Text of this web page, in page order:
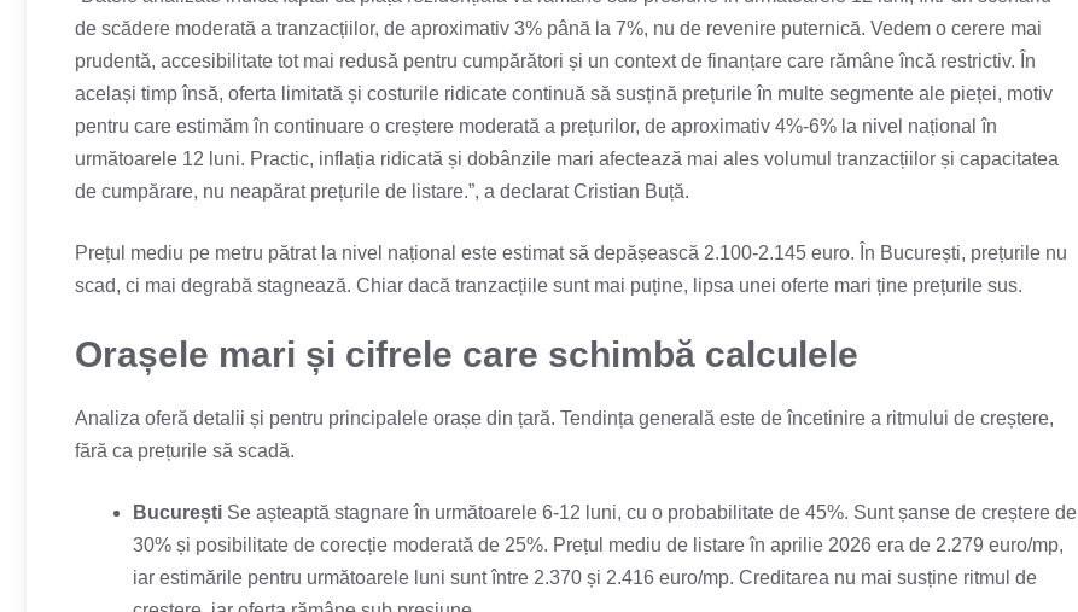
de scădere moderată a tranzacțiilor, de aproximativ 3% până la 7%, nu de revenire puternică. Vedem o cerere mai
prudentă, accesibilitate tot mai redusă pentru cumpărători și un context de finanțare care rămâne încă restrictiv. În
același timp însă, oferta limitată și costurile ridicate continuă să susțină prețurile în multe segmente ale pieței, motiv
pentru care estimăm în continuare o creștere moderată a prețurilor, de aproximativ 4%-6% la nivel național în
următoarele 12 luni. Practic, inflația ridicată și dobânzile mari afectează mai ales volumul tranzacțiilor și capacitatea
de cumpărare, nu neapărat prețurile de listare.”, a declarat Cristian Buță.
Prețul mediu pe metru pătrat la nivel național este estimat să depășească 2.100-2.145 euro. În București, prețurile nu
scad, ci mai degrabă stagnează. Chiar dacă tranzacțiile sunt mai puține, lipsa unei oferte mari ține prețurile sus.
Orașele mari și cifrele care schimbă calculele
Analiza oferă detalii și pentru principalele orașe din țară. Tendința generală este de încetinire a ritmului de creștere,
fără ca prețurile să scadă.
București Se așteaptă stagnare în următoarele 6-12 luni, cu o probabilitate de 45%. Sunt șanse de creștere de
30% și posibilitate de corecție moderată de 25%. Prețul mediu de listare în aprilie 2026 era de 2.279 euro/mp,
iar estimările pentru următoarele luni sunt între 2.370 și 2.416 euro/mp. Creditarea nu mai susține ritmul de